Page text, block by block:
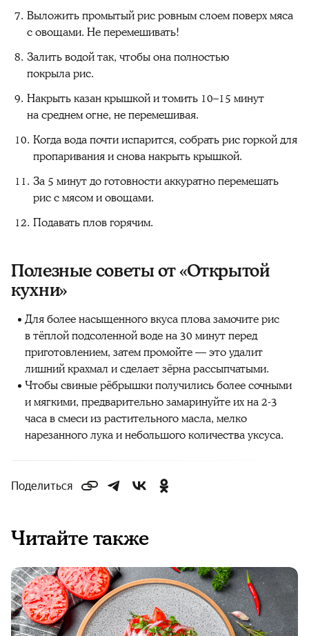
Выложить промытый рис ровным слоем поверх мяса
с овощами. Не перемешивать!
Залить водой так, чтобы она полностью
покрыла рис.
Накрыть казан крышкой и томить 10–15 минут
на среднем огне, не перемешивая.
Когда вода почти испарится, собрать рис горкой для
пропаривания и снова накрыть крышкой.
За 5 минут до готовности аккуратно перемешать
рис с мясом и овощами.
Подавать плов горячим.
Полезные советы от «Открытой
кухни»
Для более насыщенного вкуса плова замочите рис
в тёплой подсоленной воде на 30 минут перед
приготовлением, затем промойте — это удалит
лишний крахмал и сделает зёрна рассыпчатыми.
Чтобы свиные рёбрышки получились более сочными
и мягкими, предварительно замаринуйте их на 2-3
часа в смеси из растительного масла, мелко
нарезанного лука и небольшого количества уксуса.
Поделиться
Читайте также